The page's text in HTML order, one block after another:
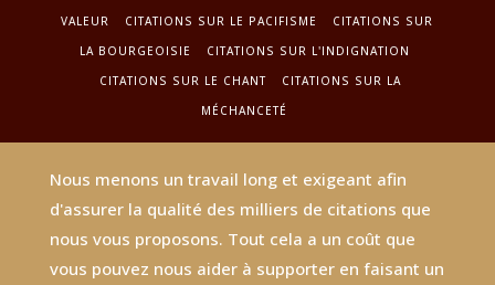
VALEUR
CITATIONS SUR LE PACIFISME
CITATIONS SUR
LA BOURGEOISIE
CITATIONS SUR L'INDIGNATION
CITATIONS SUR LE CHANT
CITATIONS SUR LA
MÉCHANCETÉ
Nous menons un travail long et exigeant afin
d'assurer la qualité des milliers de citations que
nous vous proposons. Tout cela a un coût que
vous pouvez nous aider à supporter en faisant un